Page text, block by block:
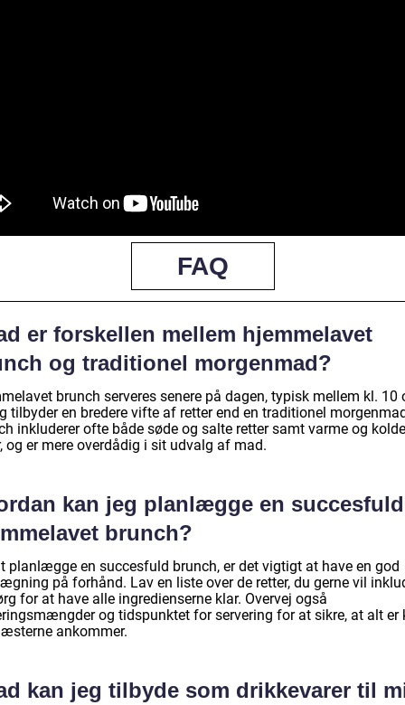
FAQ
er forskellen mellem hjemmelavet
og traditionel morgenmad?
brunch serveres senere på dagen, typisk mellem kl. 10
tilbyder en bredere vifte af retter end en traditionel
inkluderer ofte både søde og salte retter samt varme og kolde
og er mere overdådig i sit udvalg af mad.
kan jeg planlægge en succesfuld
brunch?
planlægge en succesfuld brunch, er det vigtigt at have en god
på forhånd. Lav en liste over de retter, du gerne vil
for at have alle ingredienserne klar. Overvej også
og tidspunktet for servering for at sikre, at alt er
ankommer.
kan jeg tilbyde som drikkevarer til